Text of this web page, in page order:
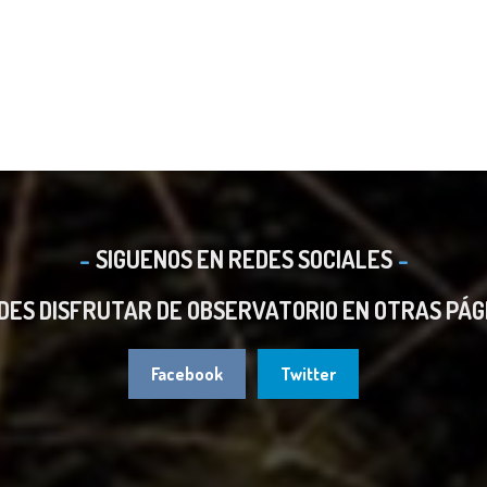
SIGUENOS EN REDES SOCIALES
DISFRUTAR DE OBSERVATORIO EN OTRAS
Facebook Twitter